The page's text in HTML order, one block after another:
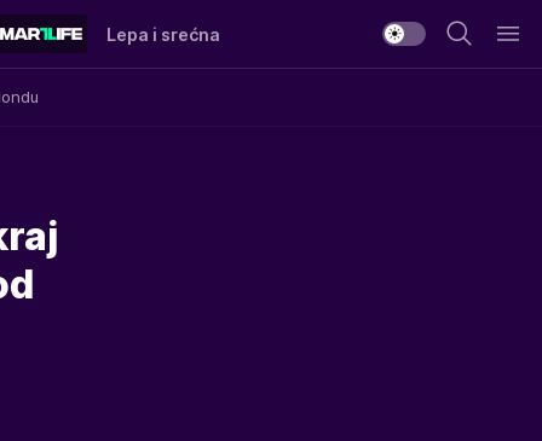
Lepa i srećna